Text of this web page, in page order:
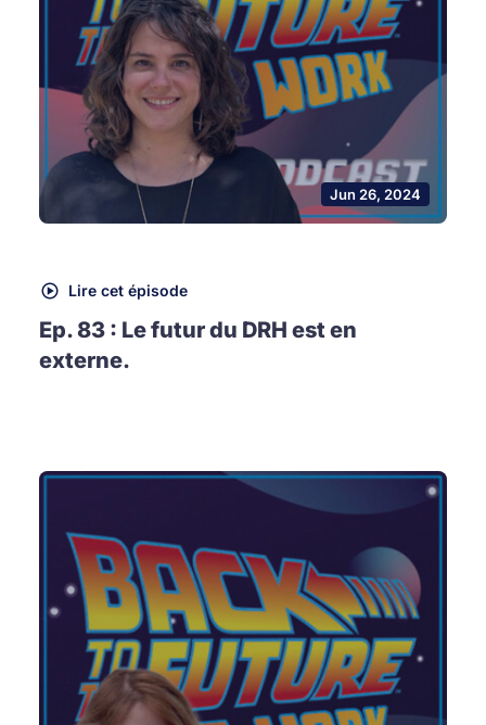
Jun 26, 2024
Lire cet épisode
Ep. 83 : Le futur du DRH est en
externe.